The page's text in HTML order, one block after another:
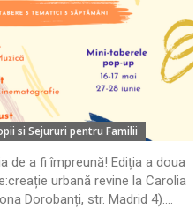
si Sejururi pentru Familii
de a fi împreună! Ediția a doua
urbană revine la Carolia
Dorobanți, str. Madrid 4)....